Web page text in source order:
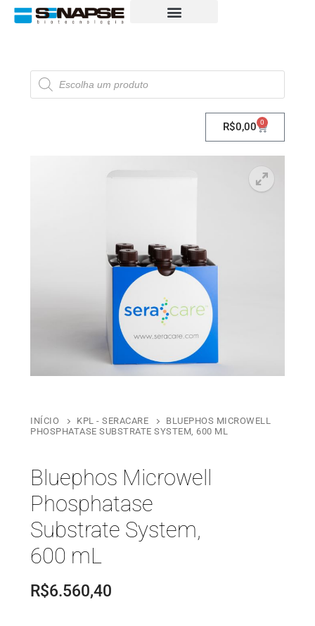
R$0,00 0
INÍCIO KPL - SERACARE
BLUEPHOS MICROWELL
PHOSPHATASE SUBSTRATE SYSTEM, 600 ML
Bluephos Microwell
Phosphatase
Substrate System,
600 mL
R$6.560,40